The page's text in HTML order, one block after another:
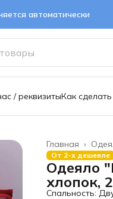
автоматически
/ реквизитыКак сделать
Главная ›
От 2-х дешевле
Одеяло
хлопок,
Спальность: